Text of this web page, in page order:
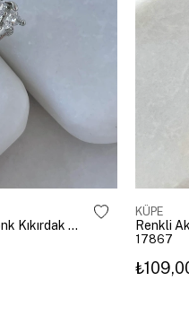
Altın Kaplama Kristal Fiyonk Kıkırdak Küpe Gümüş
KÜPE
Renkli
17867